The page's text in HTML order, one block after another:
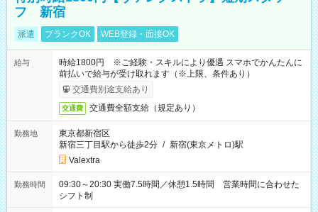
フ 新宿
派遣 ブランクOK WEB登録・面接OK
給与
時給1800円 ※ご経験・スキルにより優遇 スマホでかんたんに
前払いで給与が受け取れます（※上限、条件あり）
交通費別途支給あり
交通費 交通費全額支給（規定あり）
勤務地
東京都新宿区
新宿三丁目駅から徒歩2分 / 新宿(東京メトロ)駅
Valextra
勤務時間
09:30～20:30 実働7.5時間／休憩1.5時間 営業時間に合わせた
シフト制